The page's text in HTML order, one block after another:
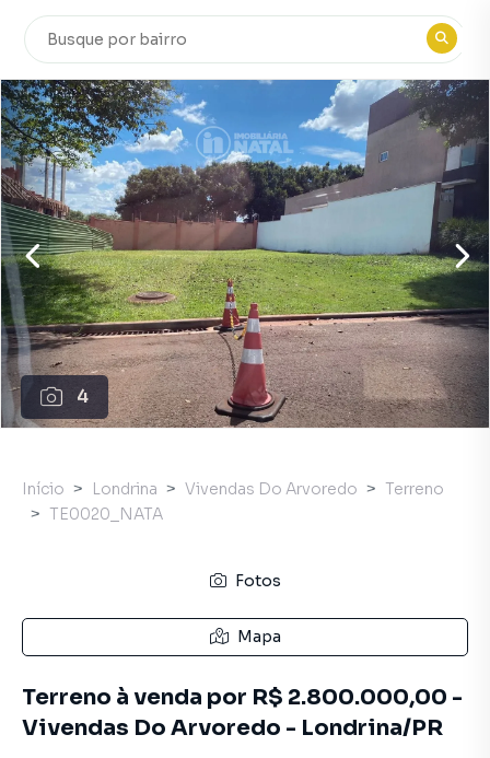
4
Início Londrina Vivendas Do Arvoredo
Terreno
TE0020_NATA
Fotos
Mapa
Terreno à venda por R$ 2.800.000,00 -
Vivendas Do Arvoredo - Londrina/PR